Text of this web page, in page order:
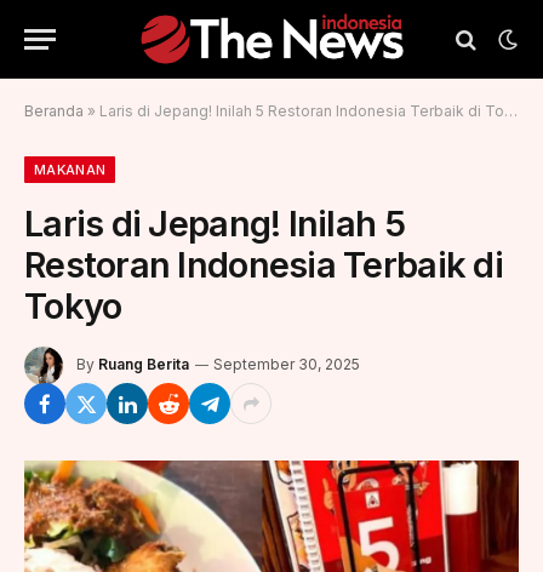
Beranda » Laris di Jepang! Inilah 5 Restoran Indonesia Terbaik di Tokyo
MAKANAN
Laris di Jepang! Inilah 5
Restoran Indonesia Terbaik di
Tokyo
By Ruang Berita September 30, 2025